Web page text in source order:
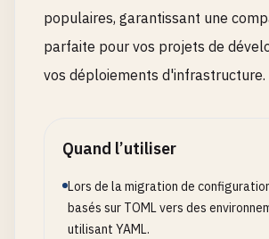
populaires, garantissant une
parfaite pour vos projets de
vos déploiements d'infrastructure.
Quand l’utiliser
Lors de la migration de
basés sur TOML vers des
utilisant YAML.